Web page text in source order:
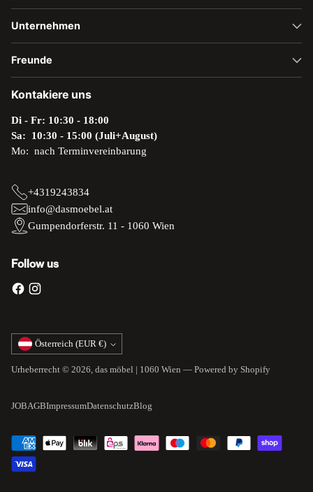
Unternehmen
Freunde
Kontakiere uns
Di - Fr: 10:30 - 18:00
Sa: 10:30 - 15:00 (Juli+August)
Mo: nach Terminvereinbarung
+4319243834
info@dasmoebel.at
Gumpendorferstr. 11 - 1060 Wien
Follow us
Währung Österreich (EUR €)
Urheberrecht © 2026, das möbel | 1060 Wien — Powered by Shopify
JOBAGBImpressumDatenschutzBlog